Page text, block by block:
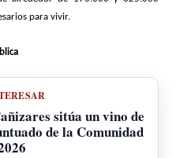
para vivir.
sitúa un vino de
de la Comunidad